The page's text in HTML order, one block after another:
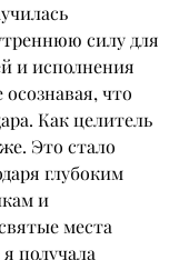
силу для
и исполнения
что
Как целитель
Это стало
глубоким
и
места
получала